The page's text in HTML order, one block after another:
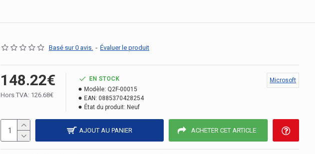
Basé sur 0 avis. - Évaluer le produit
148.22€
Hors TVA: 126.68€
EN STOCK
Modèle: Q2F-00015
EAN: 0885370428254
État du produit: Neuf
Microsoft
AJOUT AU PANIER ACHETER CET ARTICLE